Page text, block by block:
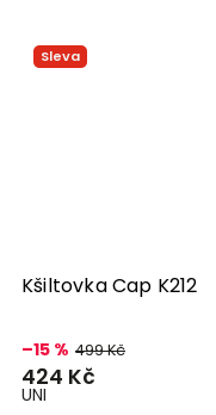
Sleva
Kšiltovka Cap K212
–15 % 499 Kč
424 Kč
UNI